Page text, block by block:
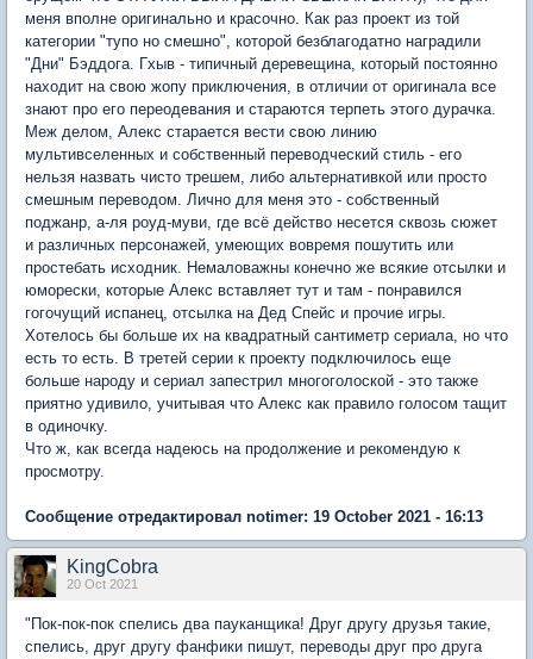
меня вполне оригинально и красочно. Как раз проект из той
категории "тупо но смешно", которой безблагодатно наградили
"Дни" Бэддога. Гхыв - типичный деревещина, который постоянно
находит на свою жопу приключения, в отличии от оригинала все
знают про его переодевания и стараются терпеть этого дурачка.
Меж делом, Алекс старается вести свою линию
мультивселенных и собственный переводческий стиль - его
нельзя назвать чисто трешем, либо альтернативкой или просто
смешным переводом. Лично для меня это - собственный
поджанр, а-ля роуд-муви, где всё действо несется сквозь сюжет
и различных персонажей, умеющих вовремя пошутить или
простебать исходник. Немаловажны конечно же всякие отсылки и
юморески, которые Алекс вставляет тут и там - понравился
гогочущий испанец, отсылка на Дед Спейс и прочие игры.
Хотелось бы больше их на квадратный сантиметр сериала, но что
есть то есть. В третей серии к проекту подключилось еще
больше народу и сериал запестрил многоголоской - это также
приятно удивило, учитывая что Алекс как правило голосом тащит
в одиночку.
Что ж, как всегда надеюсь на продолжение и рекомендую к
просмотру.
Сообщение отредактировал notimer: 19 October 2021 - 16:13
KingCobra
20 Oct 2021
"Пок-пок-пок спелись два пауканщика! Друг другу друзья такие,
спелись, друг другу фанфики пишут, переводы друг про друга